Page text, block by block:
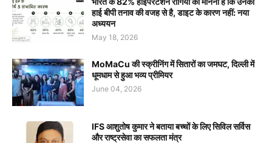
हाई बीपी तनाव की वजह से है, डाइट के कारण नहीं: नया
अध्ययन
May 18, 2026
MoMaCu की स्क्रीनिंग में सितारों का जमघट, दिल्ली में
धूमधाम से हुआ भव्य प्रीमियर
June 04, 2026
IFS आशुतोष कुमार ने बताया बच्चों के लिए सिविल सर्विस
और राष्ट्रसेवा का सफलता मंत्र